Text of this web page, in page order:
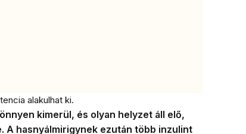
alakulhat ki.
kimerül, és olyan helyzet áll elő,
A hasnyálmirigynek ezután több inzulint